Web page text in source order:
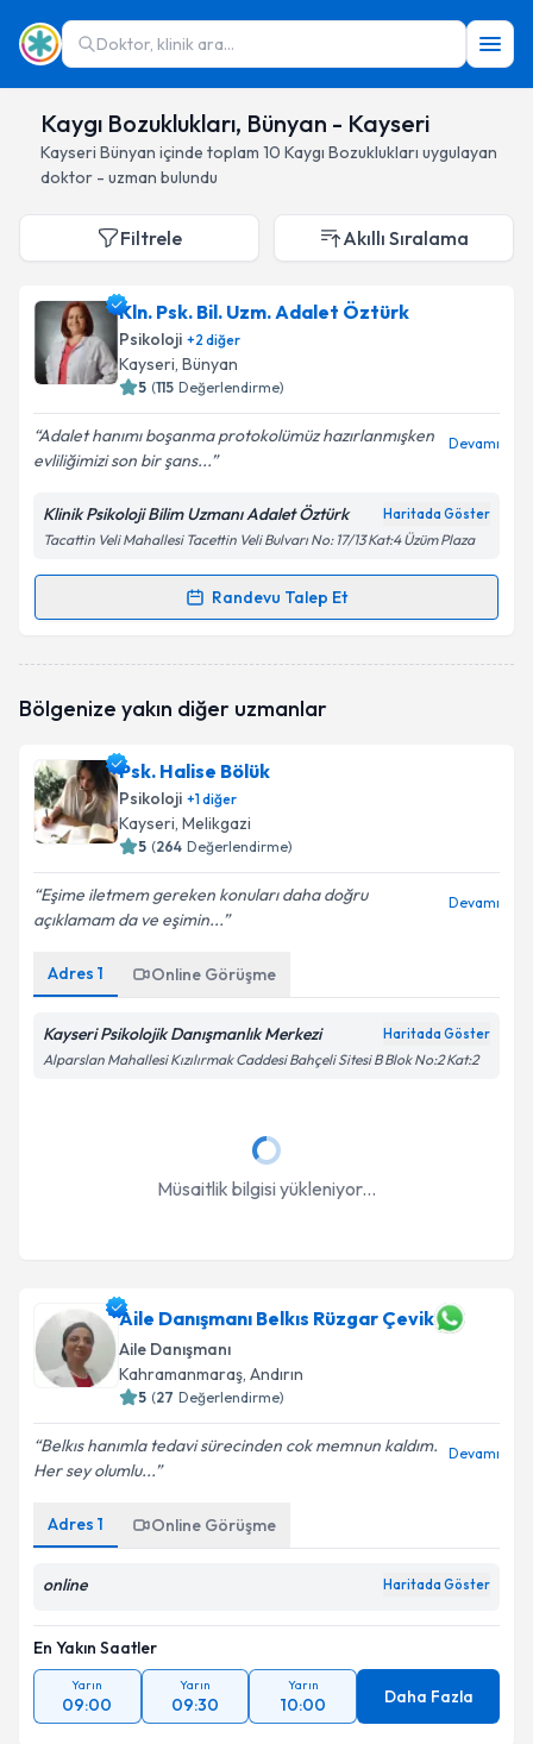
Doktor, klinik ara...
Kaygı Bozuklukları, Bünyan - Kayseri
Kayseri Bünyan içinde toplam 10 Kaygı Bozuklukları uygulayan
doktor - uzman bulundu
Filtrele Akıllı Sıralama
Kln. Psk. Bil. Uzm. Adalet Öztürk
Psikoloji +2 diğer
Kayseri, Bünyan
5 (115 Değerlendirme)
Adalet hanımı boşanma protokolümüz hazırlanmışken
evliliğimizi son bir şans...
Devamı
Klinik Psikoloji Bilim Uzmanı Adalet Öztürk Haritada Göster
Tacattin Veli Mahallesi Tacettin Veli Bulvarı No: 17/13 Kat:4 Üzüm Plaza
Randevu Talep Et
Randevu Takvimi Talebi
takvimi talebi oluşturun. Size bu uzmandan randevu
bilgilendireceğiz.
E-posta Adresiniz
Kişisel verilerimin işlenmesine ilişkin
kapsamda işlenmesini kabul ediyorum.
Takvim Talebini Gönder
Bölgenize yakın diğer uzmanlar
Psk. Halise Bölük
Psikoloji +1diğer
Kayseri, Melikgazi
5 (264 Değerlendirme)
Eşime iletmem gereken konuları daha doğru
açıklamam da ve eşimin...
Devamı
Adres 1 Online Görüşme
Kayseri Psikolojik Danışmanlık Merkezi Haritada Göster
Alparslan Mahallesi Kızılırmak Caddesi Bahçeli Sitesi B Blok No:2 Kat:2
Müsaitlik bilgisi yükleniyor...
Aile Danışmanı Belkıs Rüzgar Çevik
Aile Danışmanı
Kahramanmaraş, Andırın
5 (27 Değerlendirme)
Belkıs hanımla tedavi sürecinden cok memnun kaldım.
Her sey olumlu...
Devamı
Adres 1 Online Görüşme
online Haritada Göster
En Yakın Saatler
Yarın
09:00
Yarın
09:30
Yarın
10:00 Daha Fazla